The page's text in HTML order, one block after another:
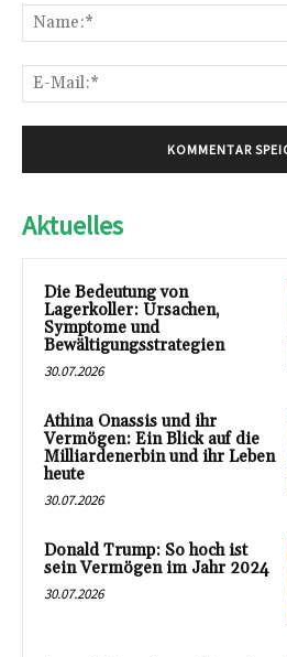
Aktuelles
Die Bedeutung von
Lagerkoller: Ursachen,
Symptome und
Bewältigungsstrategien
30.07.2026
Athina Onassis und ihr
Vermögen: Ein Blick auf die
Milliardenerbin und ihr Leben
heute
30.07.2026
Donald Trump: So hoch ist
sein Vermögen im Jahr 2024
30.07.2026